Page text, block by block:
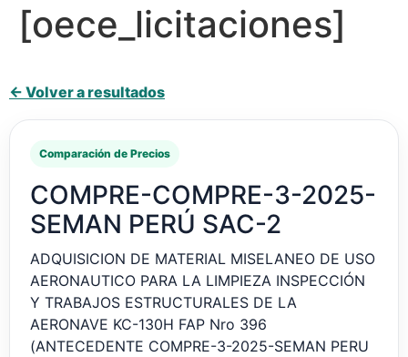
[oece_licitaciones]
← Volver a resultados
Comparación de Precios
COMPRE-COMPRE-3-2025-
SEMAN PERÚ SAC-2
ADQUISICION DE MATERIAL MISELANEO DE USO
AERONAUTICO PARA LA LIMPIEZA INSPECCIÓN
Y TRABAJOS ESTRUCTURALES DE LA
AERONAVE KC-130H FAP Nro 396
(ANTECEDENTE COMPRE-3-2025-SEMAN PERU